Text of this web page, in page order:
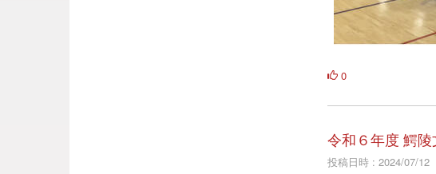
0
令和６年度 鰐
投稿日時 : 2024/07/12